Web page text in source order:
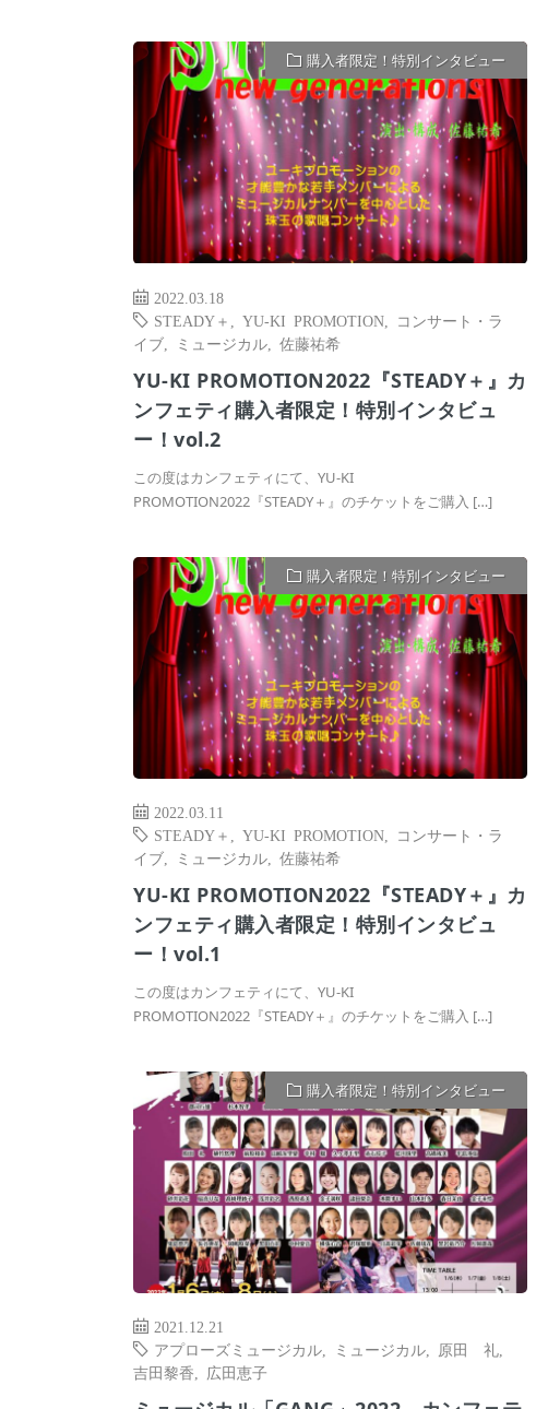
購入者限定！特別インタビュー
2022.03.18
STEADY＋
YU-KI PROMOTION
コンサート・ラ
イブ
ミュージカル 佐藤祐希
YU-KI PROMOTION2022『STEADY＋』カ
ンフェティ購入者限定！特別インタビュ
ー！vol.2
この度はカンフェティにて、YU-KI
PROMOTION2022『STEADY＋』のチケットをご購入 […]
購入者限定！特別インタビュー
2022.03.11
STEADY＋
YU-KI PROMOTION
コンサート・ラ
イブ
ミュージカル 佐藤祐希
YU-KI PROMOTION2022『STEADY＋』カ
ンフェティ購入者限定！特別インタビュ
ー！vol.1
この度はカンフェティにて、YU-KI
PROMOTION2022『STEADY＋』のチケットをご購入 […]
購入者限定！特別インタビュー
2021.12.21
アプローズミュージカル
ミュージカル 原田 礼
吉田黎香
広田恵子